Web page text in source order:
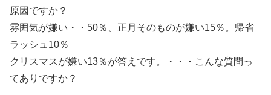
原因ですか？
雰囲気が嫌い・・50％、正月そのものが嫌い15％。帰省
ラッシュ10％
クリスマスが嫌い13％が答えです。・・・こんな質問っ
てありですか？